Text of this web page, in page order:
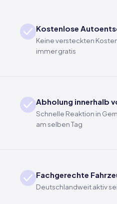
Kostenlose
Keine versteckten
immer gratis
Abholung innerhalb
Schnelle Reaktion in
am selben Tag
Fachgerechte
Deutschlandweit aktiv